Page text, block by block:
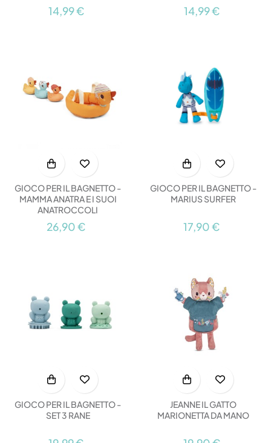
14,99 € 14,99 €
GIOCO PER IL BAGNETTO -
MAMMA ANATRA E I SUOI
ANATROCCOLI
26,90 €
GIOCO PER IL BAGNETTO -
MARIUS SURFER
17,90 €
GIOCO PER IL BAGNETTO -
SET 3 RANE
JEANNE IL GATTO
MARIONETTA DA MANO